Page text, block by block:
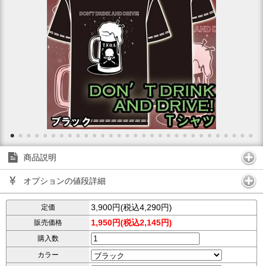
商品説明
オプションの値段詳細
定価 3,900円(税込4,290円)
販売価格 1,950円(税込2,145円)
購入数
カラー